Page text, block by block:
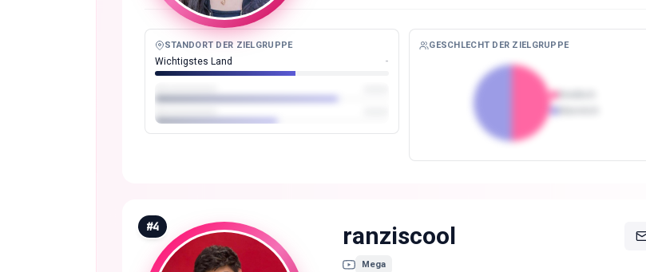
STANDORT DER ZIELGRUPPE
Wichtigstes Land -
GESCHLECHT DER ZIELGRUPPE
Weiblich
#4 ranziscool
Mega